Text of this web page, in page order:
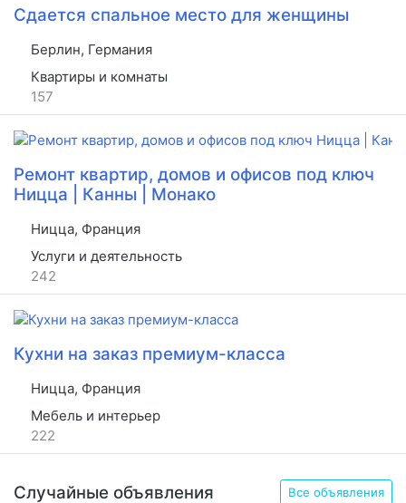
Сдается спальное место для женщины
Берлин, Германия
Квартиры и комнаты
157
Ремонт квартир, домов и офисов под ключ
Ницца | Канны | Монако
Ницца, Франция
Услуги и деятельность
242
Кухни на заказ премиум-класса
Ницца, Франция
Мебель и интерьер
222
Случайные объявления Все объявления